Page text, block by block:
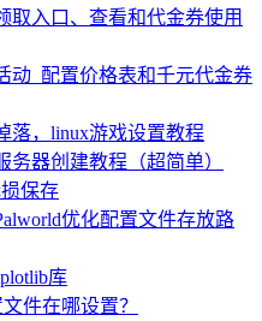
取入口、查看和代金券使用
动_配置价格表和千元代金券
落，linux游戏设置教程
务器创建教程（超简单）
保存
优化配置文件存放路
库
件在哪设置？